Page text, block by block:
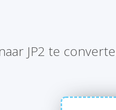
JP2 te